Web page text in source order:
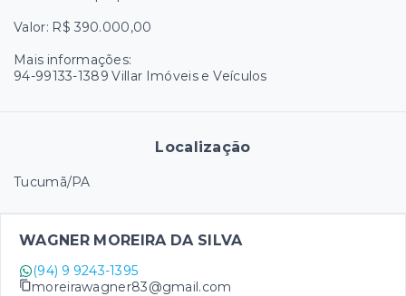
Valor: R$ 390.000,00
Mais informações:
94-99133-1389 Villar Imóveis e Veículos
Localização
Tucumã/PA
WAGNER MOREIRA DA SILVA
(94) 9 9243-1395
moreirawagner83@gmail.com